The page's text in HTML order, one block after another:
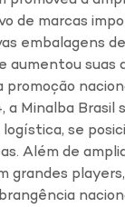
de marcas
embalagens
aumentou suas
promoção
a Minalba Brasil
se
Além de
grandes